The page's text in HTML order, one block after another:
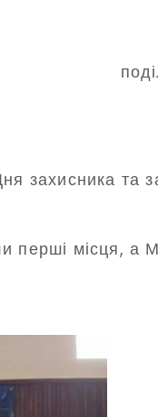
захисника та
перші місця, а